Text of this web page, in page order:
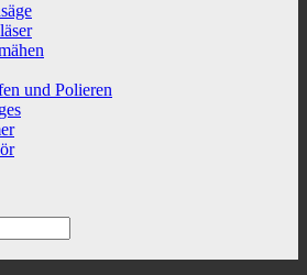
und Polieren